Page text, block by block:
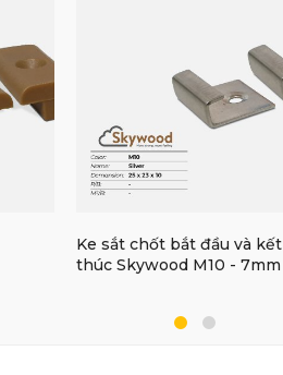
Ke sắt chốt bắt đầu và kết
thúc Skywood M10 - 7mm